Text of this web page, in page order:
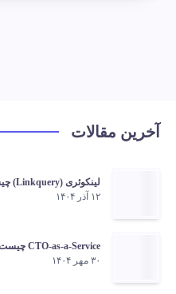
آخرین مقالات
لینکوئری (Linkquery) چیست؟ — راهنمای جامع
۱۲ آذر ۱۴۰۴
CTO-as-a-Service چیست؟
۳۰ مهر ۱۴۰۴